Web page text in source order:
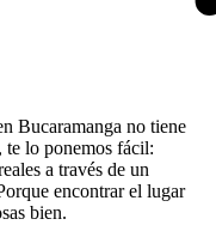
Bucaramanga no tiene
lo ponemos fácil:
a través de un
encontrar el lugar
bien.